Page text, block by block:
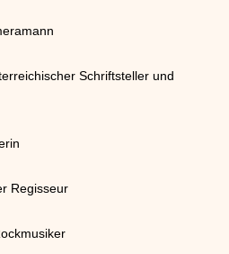
Schriftsteller und
Regisseur